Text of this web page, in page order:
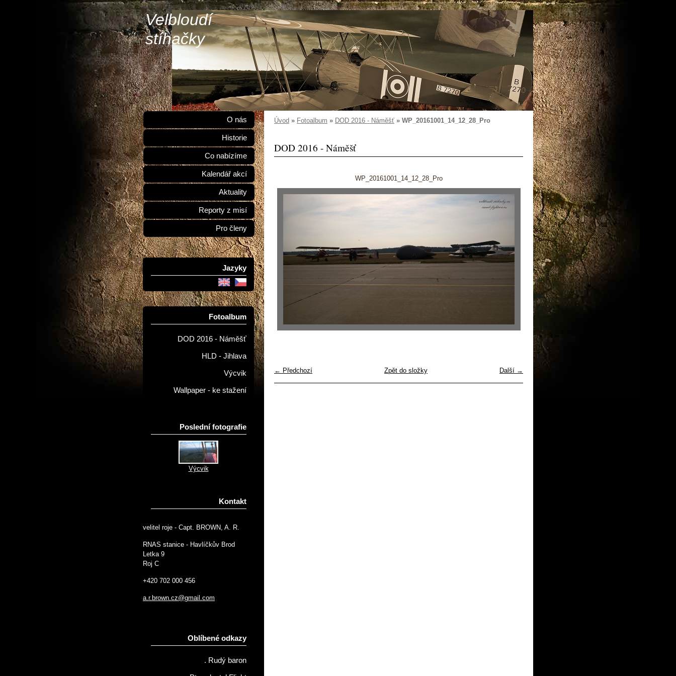
Velbloudí
stíhačky
Úvod » Fotoalbum » DOD 2016 - Náměšť » WP_20161001_14_12_28_Pro
DOD 2016 - Náměšť
WP_20161001_14_12_28_Pro
← Předchozí Další →
Zpět do složky
O nás
Historie
Co nabízíme
Kalendář akcí
Aktuality
Reporty z misí
Pro členy
Jazyky
Fotoalbum
DOD 2016 - Náměšť
HLD - Jihlava
Výcvik
Wallpaper - ke stažení
Poslední fotografie
Výcvik
Kontakt
velitel roje - Capt. BROWN, A. R.
RNAS stanice - Havlíčkův Brod
Letka 9
Roj C
+420 702 000 456
a.r.brown.cz@gmail.com
Oblíbené odkazy
. Rudý baron